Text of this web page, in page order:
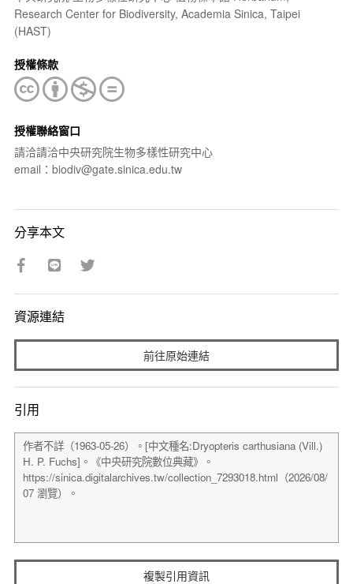
Research Center for Biodiversity, Academia Sinica, Taipei
(HAST)
授權條款
授權聯絡窗口
請洽請洽中央研究院生物多樣性研究中心
email：biodiv@gate.sinica.edu.tw
分享本文
資源連結
前往原始連結
引用
複製引用資訊